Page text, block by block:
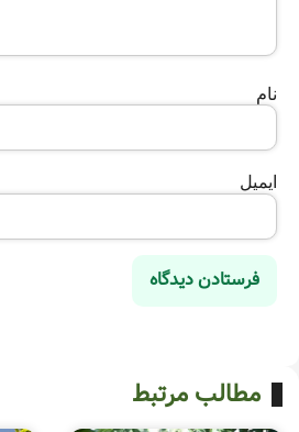
نام
ایمیل
مطالب مرتبط